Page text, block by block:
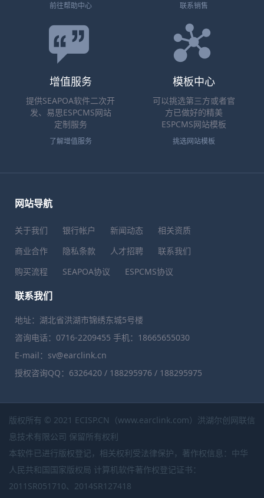
前往帮助中心 联系销售
增值服务
提供SEAPOA软件二次开
发、易思ESPCMS网站
定制服务
了解增值服务
模板中心
可以挑选第三方或者官
方已做好的精美
ESPCMS网站模板
挑选网站模板
网站导航
关于我们 银行帐户 新闻动态
相关资质
商业合作
隐私条款 人才招聘
联系我们
购买流程
SEAPOA协议 ESPCMS协议
联系我们
地址：湖北省洪湖市锦绣东城5号楼
咨询电话：0716-2209455 手机：18665655030
E-mail：sv@earclink.cn
授权咨询QQ：6326420 / 188295976 / 188295975
版权所有 © 2021 ECISP.CN（www.earclink.com）洪湖尔创网联信
息技术有限公司 保留所有权利
本软件已进行版权登记，相关权利受法律保护，著作权信息：中华
人民共和国国家版权局 计算机软件著作权登记证书：
2011SR051710、2014SR127418